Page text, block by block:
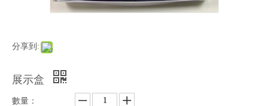
分享到:
展示盒
數量：